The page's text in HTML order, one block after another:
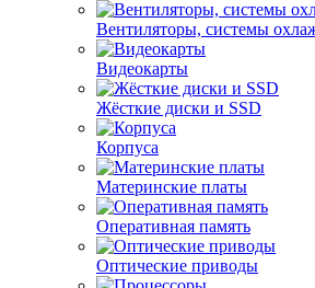
Вентиляторы, системы
Видеокарты
Жёсткие диски и SSD
Корпуса
Материнские платы
Оперативная память
Оптические приводы